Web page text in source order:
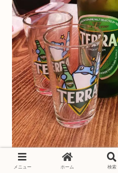
メニュー ホーム 検索